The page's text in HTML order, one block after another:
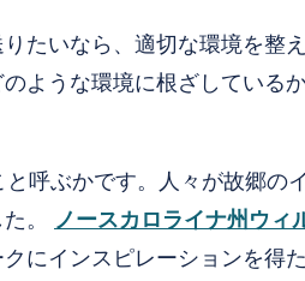
たいなら、適切な環境を整
ような環境に根ざしている
呼ぶかです。人々が故郷の
。 ノースカロライナ州ウィ
にインスピレーションを得